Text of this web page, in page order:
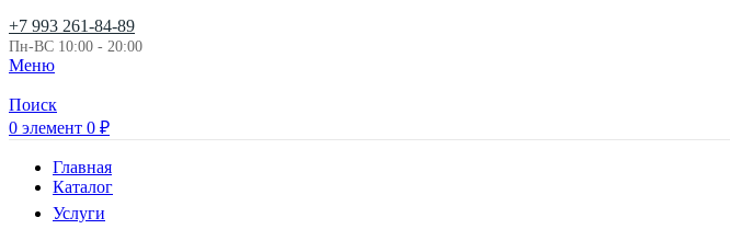
+7 993 261-84-89
Пн-ВС 10:00 - 20:00
Меню
Поиск
0 элемент 0 ₽
Главная
Каталог
Услуги